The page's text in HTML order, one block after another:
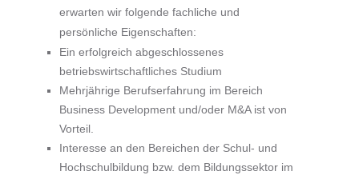
erwarten wir folgende fachliche und
persönliche Eigenschaften:
Ein erfolgreich abgeschlossenes
betriebswirtschaftliches Studium
Mehrjährige Berufserfahrung im Bereich
Business Development und/oder M&A ist von
Vorteil.
Interesse an den Bereichen der Schul- und
Hochschulbildung bzw. dem Bildungssektor im